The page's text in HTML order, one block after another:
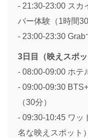
- 21:30-23:00 スカ
バー体験（1時間30
- 23:00-23:30 Grab
3日目（映えスポ
- 08:00-09:00 ホテ
- 09:00-09:30
（30分）
- 09:30-10:45 ワッ
名な映えスポット